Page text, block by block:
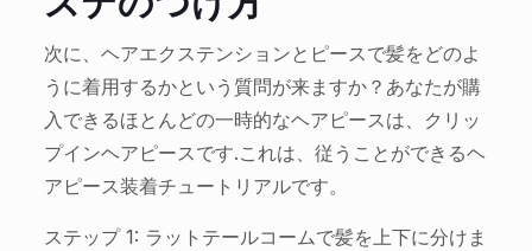
次に、ヘアエクステンションとピースで髪をどのよ
うに着用するかという質問が来ますか？あなたが購
入できるほとんどの一時的なヘアピースは、クリッ
プインヘアピースです.これは、従うことができるヘ
アピース装着チュートリアルです。
ステップ 1: ラットテールコームで髪を上下に分けま